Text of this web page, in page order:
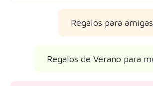
Regalos para amigas
Regalos de Verano para